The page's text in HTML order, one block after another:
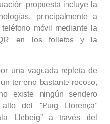
propuesta incluye la
principalmente a
móvil mediante la
en los folletos y la
una vaguada repleta de
terreno bastante rocoso,
existe ningún sendero
del “Puig Llorença”
Llebeig” a través del